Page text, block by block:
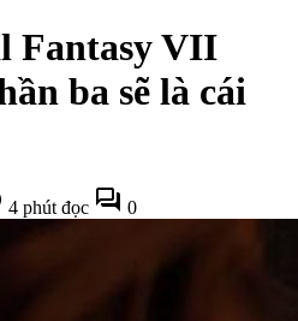
Fantasy VII
ba sẽ là cái
4 phút đọc forum 0